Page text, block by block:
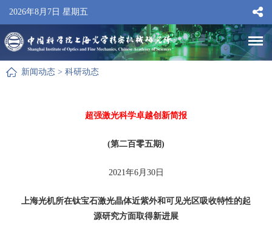
2026年8月7日 星期五
新闻动态 > 科研动态
超强激光科学卓越创新简报
(第二百零五期)
2021年6月30日
上海光机所在钛宝石激光晶体近紫外和可见光区吸收特性的起
源研究方面取得新进展